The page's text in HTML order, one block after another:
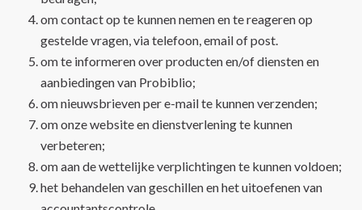
om contact op te kunnen nemen en te reageren op
gestelde vragen, via telefoon, email of post.
om te informeren over producten en/of diensten en
aanbiedingen van Probiblio;
om nieuwsbrieven per e-mail te kunnen verzenden;
om onze website en dienstverlening te kunnen
verbeteren;
om aan de wettelijke verplichtingen te kunnen voldoen;
het behandelen van geschillen en het uitoefenen van